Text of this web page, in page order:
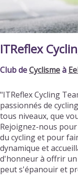
ITReflex
Club deCyclismeà
"ITReflex Cycling
passionnés de
tous niveaux, que
Rejoignez-nous
du cycling et pour
dynamique et
d'honneur à offrir un
peut s'épanouir et